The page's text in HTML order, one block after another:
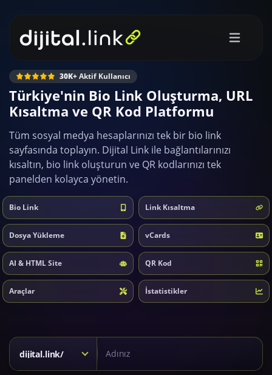
30K+Aktif Kullanıcı
Türkiye'nin Bio Link Oluşturma, URL
Kısaltma ve QR Kod Platformu
Tüm sosyal medya hesaplarınızı tek bir bio link
sayfasında toplayın. Dijital Link ile bağlantılarınızı
kısaltın, bio link oluşturun ve QR kodlarınızı tek
panelden kolayca yönetin.
Bio Link Link Kısaltma
Dosya Yükleme vCards
AI & HTML Site QR Kod
Araçlar İstatistikler
Kısa link için alan adı seçiniz
dijital.link/